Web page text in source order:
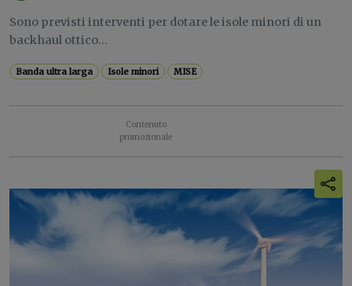
Sono previsti interventi per dotare le isole minori di un
backhaul ottico...
Banda ultra larga Isole minori MISE